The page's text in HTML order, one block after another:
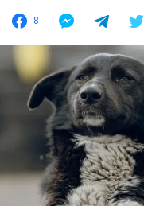
8